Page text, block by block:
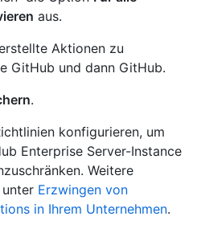
aus.
Aktionen zu
GitHub und dann GitHub.
.
konfigurieren, um
Enterprise Server-Instance
Weitere
Erzwingen von
in Ihrem Unternehmen.